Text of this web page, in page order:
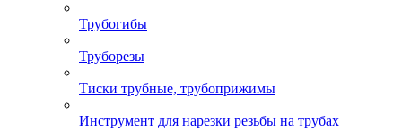
Трубогибы
Труборезы
Тиски трубные, трубоприжимы
Инструмент для нарезки резьбы на трубах